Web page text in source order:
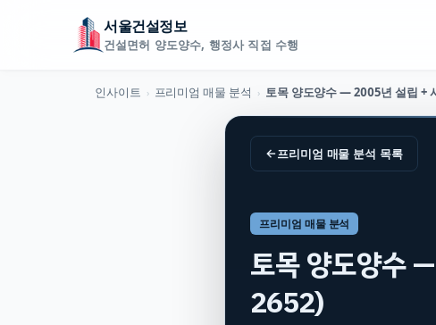
서울건설정보
건설면허 양도양수, 행정사 직접 수행
인사이트 › 프리미엄 매물 분석 ›
←프리미엄 매물 분석 목록
프리미엄 매물 분석
토목 양도양수
2652)